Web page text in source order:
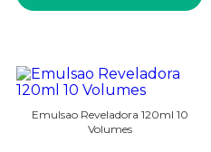
Emulsao Reveladora 120ml 10
Volumes